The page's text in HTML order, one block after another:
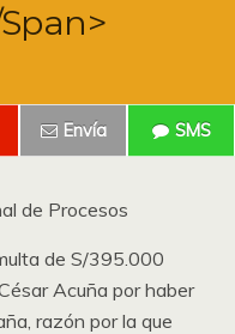
Envía SMS
de Procesos
de S/395.000
Acuña por haber
razón por la que